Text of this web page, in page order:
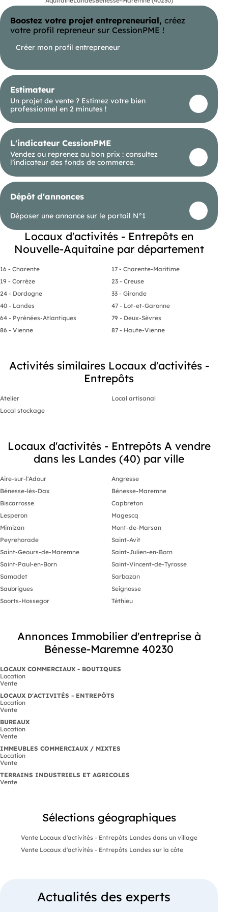
Boostez votre projet entrepreneurial, créez
votre profil repreneur sur CessionPME !
Créer mon profil entrepreneur
Estimateur
Un projet de vente ? Estimez votre bien
professionnel en 2 minutes !
L'indicateur CessionPME
Vendez ou reprenez au bon prix : consultez
l’indicateur des fonds de commerce.
Dépôt d'annonces
Déposer une annonce sur le portail N°1
Locaux d'activités - Entrepôts en
Nouvelle-Aquitaine par département
16 - Charente
17 - Charente-Maritime
19 - Corrèze
23 - Creuse
24 - Dordogne
33 - Gironde
40 - Landes
47 - Lot-et-Garonne
64 - Pyrénées-Atlantiques
79 - Deux-Sèvres
86 - Vienne
87 - Haute-Vienne
Activités similaires Locaux d'activités -
Entrepôts
Atelier
Local artisanal
Local stockage
Locaux d'activités - Entrepôts A vendre
dans les Landes (40) par ville
Aire-sur-l'Adour
Angresse
Bénesse-lès-Dax
Bénesse-Maremne
Biscarrosse
Capbreton
Lesperon
Magescq
Mimizan
Mont-de-Marsan
Peyrehorade
Saint-Avit
Saint-Geours-de-Maremne
Saint-Julien-en-Born
Saint-Paul-en-Born
Saint-Vincent-de-Tyrosse
Samadet
Sarbazan
Saubrigues
Seignosse
Soorts-Hossegor
Téthieu
Annonces Immobilier d'entreprise à
Bénesse-Maremne 40230
LOCAUX COMMERCIAUX - BOUTIQUES
Location
Vente
LOCAUX D'ACTIVITÉS - ENTREPÔTS
Location
Vente
BUREAUX
Location
Vente
IMMEUBLES COMMERCIAUX / MIXTES
Location
Vente
TERRAINS INDUSTRIELS ET AGRICOLES
Vente
Sélections géographiques
Vente Locaux d'activités - Entrepôts Landes dans un village
Vente Locaux d'activités - Entrepôts Landes sur la côte
Actualités des experts